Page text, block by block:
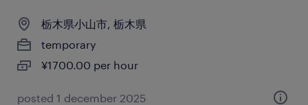
栃木県小山市, 栃木県
temporary
¥1700.00 per hour
posted 1 december 2025